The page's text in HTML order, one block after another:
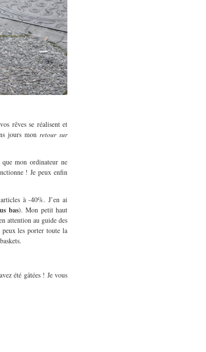
rêves se réalisent et
jours mon retour sur
mon ordinateur ne
! Je peux enfin
à -40%. J’en ai
bas). Mon petit haut
attention au guide des
peux les porter toute la
été gâtées ! Je vous